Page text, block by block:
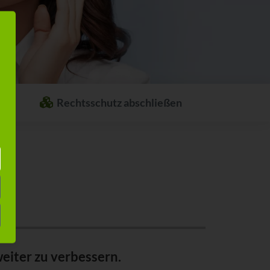
Rechtsschutz abschließen
zu verbessern.